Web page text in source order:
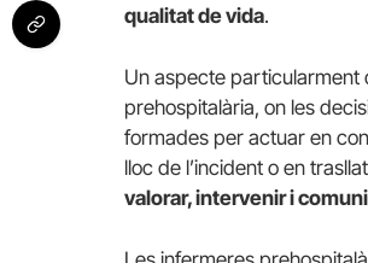
qualitat de vida.
Un aspecte particularment
prehospitalària, on les
formades per actuar en
lloc de l’incident o en
valorar, intervenir i